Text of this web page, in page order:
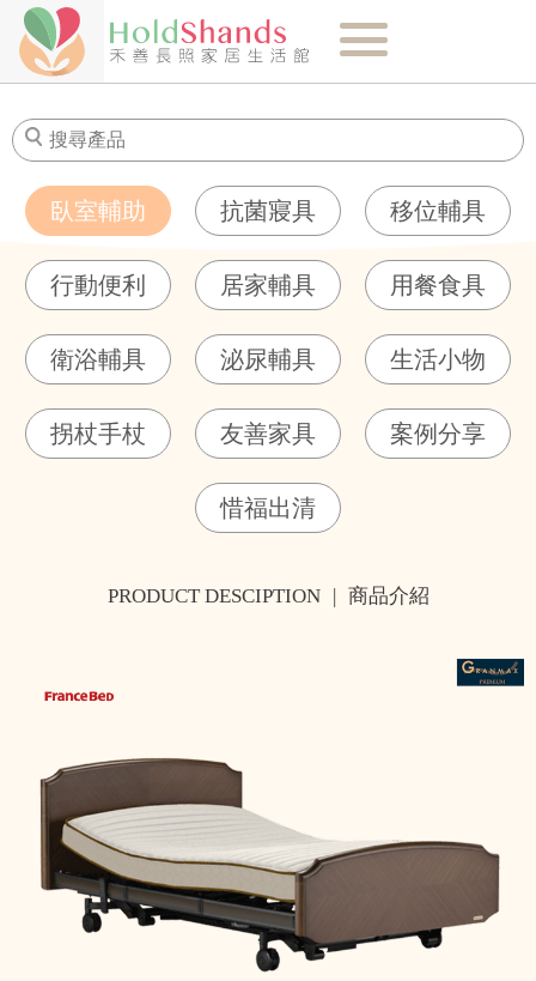
關於我們
健康知識
購物須知
門市-聯絡我們
臥室輔助 抗菌寢具 移位輔具
行動便利 居家輔具 用餐食具
衛浴輔具 泌尿輔具 生活小物
拐杖手杖 友善家具 案例分享
惜福出清
PRODUCT DESCIPTION | 商品介紹